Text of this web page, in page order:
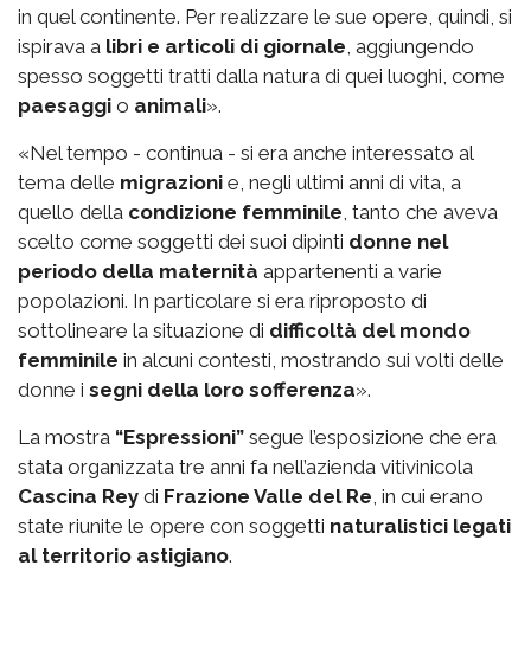
in quel continente. Per realizzare le sue opere, quindi, si
ispirava a libri e articoli di giornale , aggiungendo
spesso soggetti tratti dalla natura di quei luoghi, come
paesaggi o animali».
«Nel tempo - continua - si era anche interessato al
tema delle migrazioni e, negli ultimi anni di vita, a
quello della condizione femminile , tanto che aveva
scelto come soggetti dei suoi dipinti donne nel
periodo della maternità appartenenti a varie
popolazioni. In particolare si era riproposto di
sottolineare la situazione di difficoltà del mondo
femminile in alcuni contesti, mostrando sui volti delle
donne i segni della loro sofferenza».
La mostra “Espressioni” segue l’esposizione che era
stata organizzata tre anni fa nell’azienda vitivinicola
Cascina Rey di Frazione Valle del Re , in cui erano
state riunite le opere con soggetti naturalistici legati
al territorio astigiano.